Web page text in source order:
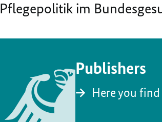
Pflegepolitik im
Publishers
Here you